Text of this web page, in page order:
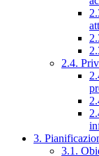
2.4.
3.
3.1.